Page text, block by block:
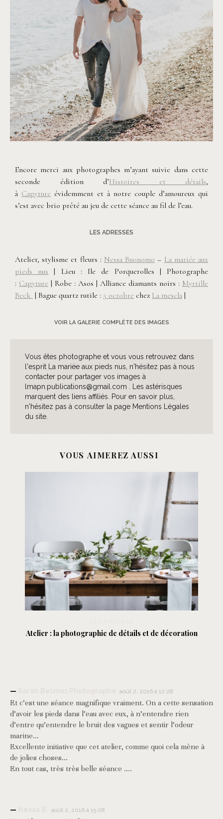
Encore merci aux photographes m’ayant suivie dans cette
seconde édition d’Histoires et détails,
à Capyture évidemment et à notre couple d’amoureux qui
s’est avec brio prêté au jeu de cette séance au fil de l’eau.
LES ADRESSES
Atelier, stylisme et fleurs : Nessa Buonomo – La mariée aux
pieds nus | Lieu : Ile de Porquerolles | Photographe
: Capyture | Robe : Asos | Alliance diamants noirs : Myrtille
Beck | Bague quartz rutile : 5 octobre chez La mescla |
VOIR LA GALERIE COMPLÈTE DES IMAGES
Vous êtes photographe et vous vous retrouvez dans
l'esprit La mariée aux pieds nus, n'hésitez pas à nous
contacter pour partager vos images à
lmapn.publications@gmail.com . Les astérisques
marquent des liens affiliés. Pour en savoir plus,
n'hésitez pas à consulter la page Mentions Légales
du site.
VOUS AIMEREZ AUSSI
Atelier : la photographie de détails et de décoration
août 2, 2016 à 12:28
Et c’est une séance magnifique vraiment. On a cette sensation
d’avoir les pieds dans l’eau avec eux, à n’entendre rien
d’entre qu’entendre le bruit des vagues et sentir l’odeur
marine…
Excellente initiative que cet atelier, comme quoi cela mène à
de jolies choses…
En tout cas, très très belle séance ….
août 2, 2016 à 15:08